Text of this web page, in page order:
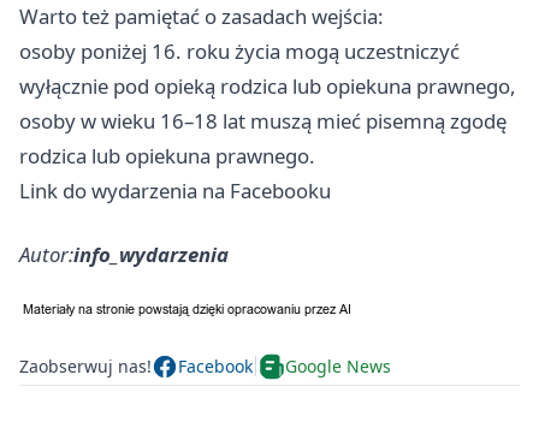
Warto też pamiętać o zasadach wejścia:
osoby poniżej 16. roku życia mogą uczestniczyć
wyłącznie pod opieką rodzica lub opiekuna prawnego,
osoby w wieku 16–18 lat muszą mieć pisemną zgodę
rodzica lub opiekuna prawnego.
Link do wydarzenia na Facebooku
Autor:info_wydarzenia
Zaobserwuj nas! Facebook Google News